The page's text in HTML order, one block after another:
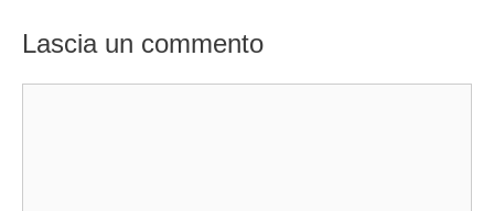
Lascia un commento